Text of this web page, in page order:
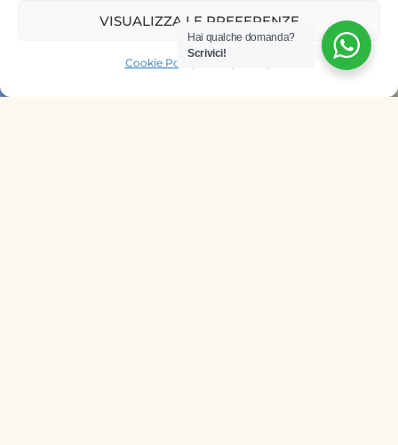
VISUALIZZA LE PREFERENZE
Cookie Policy
CONTATTACI
Hai qualche domanda?
Scrivici!